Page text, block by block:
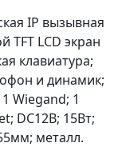
IP вызывная
TFT LCD экран
клавиатура;
и динамик;
Wiegand; 1
DC12В; 15Вт;
металл.